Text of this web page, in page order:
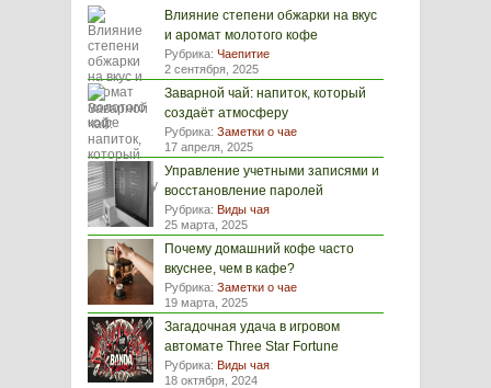
Влияние степени обжарки на вкус
и аромат молотого кофе
Рубрика: Чаепитие
2 сентября, 2025
Заварной чай: напиток, который
создаёт атмосферу
Рубрика: Заметки о чае
17 апреля, 2025
Управление учетными записями и
восстановление паролей
Рубрика: Виды чая
25 марта, 2025
Почему домашний кофе часто
вкуснее, чем в кафе?
Рубрика: Заметки о чае
19 марта, 2025
Загадочная удача в игровом
автомате Three Star Fortune
Рубрика: Виды чая
18 октября, 2024